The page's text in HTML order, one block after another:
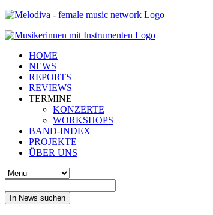
HOME
NEWS
REPORTS
REVIEWS
TERMINE
KONZERTE
WORKSHOPS
BAND-INDEX
PROJEKTE
ÜBER UNS
In News suchen